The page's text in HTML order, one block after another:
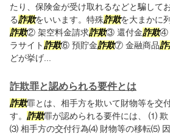
たり、保険金が受け取れるなどと騙して
る詐欺をいいます。特殊詐欺を大まかに
詐欺② 架空料金請求詐欺③ 還付金詐欺④
ラサイト詐欺⑥ 預貯金詐欺⑦ 金融商品詐
どが挙げ...
詐欺罪と認められる要件とは
詐欺罪とは、相手方を欺いて財物等を交
す。 詐欺罪が認められる要件には、 ⑴
⑶ 相手方の交付行為⑷ 財物等の移転⑸